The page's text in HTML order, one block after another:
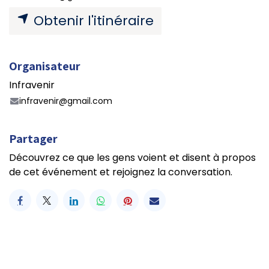
Obtenir l'itinéraire
Organisateur
Infravenir
infravenir@gmail.com
Partager
Découvrez ce que les gens voient et disent à propos
de cet événement et rejoignez la conversation.